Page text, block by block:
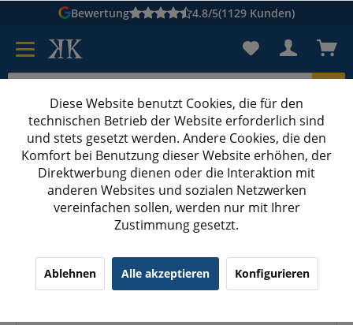
Bewertung 4.8/5(1129 Kunden)
Karton suchen
Kartons bedruckenKartons nach Maß
Versandtaschen aus Wellpappe mit Querbefüllung
Versandtaschen aus Wellpappe mit
Querbefüllung: Praktisch und günstig online
Diese Website benutzt Cookies, die für den
technischen Betrieb der Website erforderlich sind
und stets gesetzt werden. Andere Cookies, die den
Komfort bei Benutzung dieser Website erhöhen, der
Direktwerbung dienen oder die Interaktion mit
anderen Websites und sozialen Netzwerken
vereinfachen sollen, werden nur mit Ihrer
Zustimmung gesetzt.
Ablehnen Alle akzeptieren Konfigurieren